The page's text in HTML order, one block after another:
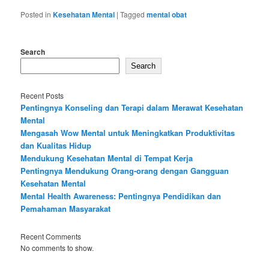
Posted in Kesehatan Mental |Tagged mental obat
Search
Search
Recent Posts
Pentingnya Konseling dan Terapi dalam Merawat Kesehatan
Mental
Mengasah Wow Mental untuk Meningkatkan Produktivitas
dan Kualitas Hidup
Mendukung Kesehatan Mental di Tempat Kerja
Pentingnya Mendukung Orang-orang dengan Gangguan
Kesehatan Mental
Mental Health Awareness: Pentingnya Pendidikan dan
Pemahaman Masyarakat
Recent Comments
No comments to show.